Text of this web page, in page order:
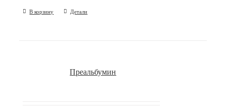
В корзину Детали
Преальбумин